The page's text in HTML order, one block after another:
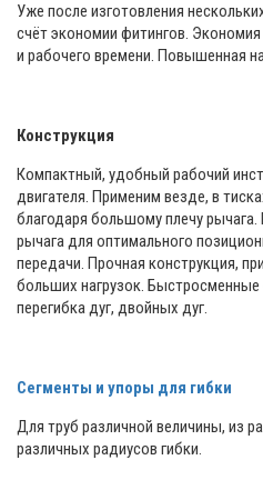
Уже после изготовления
счёт экономии фитингов.
и рабочего времени. Повышенная
Конструкция
Компактный, удобный рабочий
двигателя. Применим везде, в
благодаря большому плечу
рычага для оптимального
передачи. Прочная конструкция,
больших нагрузок.
перегибка дуг, двойных дуг.
Сегменты и упоры для гибки
Для труб различной величины, из
различных радиусов гибки.